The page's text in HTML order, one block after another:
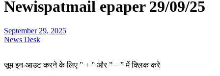
Newispatmail epaper 29/09/25
September 29, 2025
News Desk
ज़ूम इन-आउट करने के लिए ” + ” और ” – ” में क्लिक करे